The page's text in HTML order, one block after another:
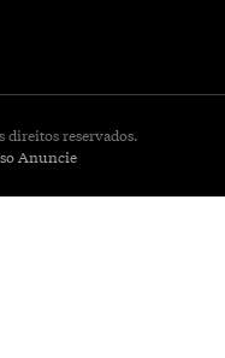
direitos reservados.
Anuncie